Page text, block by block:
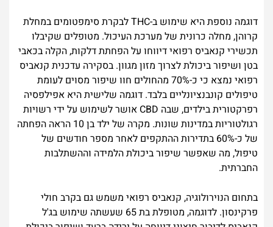
דוגמה נוספת היא שימוש ב-THC לבקרת סימפטומים במחלת
קרוהן, מחלה כרונית של מערכת העיכול. מטופלים שקיבלו
תכשירי קנאביס רפואי דיווחו על הפחתת דלקות, הקלה בכאבי
בטן ושיפור ביכולת לצרוך מזון מגוון. בסקירה עדכנית קנאביס
רפואי נמצא כי כ-70% מהחולים חוו שיפור מסוים לעומת
טיפולים קונבנציונליים בלבד. דוגמה שלישית היא אפילפסיה
רפרקטורית בילדים, שבה CBD אושר לשימוש על ידי רשויות
רגולטוריות במדינות שונות. מקרה של ילד בן 10 הראה הפחתה
של כ-60% בתדירות ההתקפים לאחר מספר חודשים של
טיפול, מה שאפשר שיפור ביכולת הלמידה וההשתלבות
החברתית.
בתחום הנוירולוגיה, קנאביס רפואי משמש גם בקרב חולי
פרקינסון. לדוגמה, מטופלת בת 65 שעשתה שימוש בג'ל